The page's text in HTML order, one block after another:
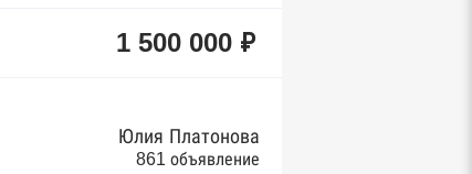
1 500 000 ₽
Юлия Платонова
861 объявление